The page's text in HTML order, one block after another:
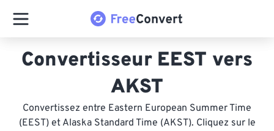
Convertisseur EEST vers
AKST
Convertissez entre Eastern European Summer Time
(EEST) et Alaska Standard Time (AKST). Cliquez sur le